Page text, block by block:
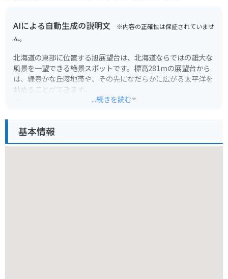
AIによる自動生成の説明文 ※内容の正確性は保証されていませ
ん。
北海道の東部に位置する旭展望台は、北海道ならではの雄大な
風景を一望できる絶景スポットです。標高281mの展望台から
は、緑豊かな丘陵地帯や、その先になだらかに広がる太平洋を
眺めることができます。
きして訪れる価値ありです。また、展望台までは、バイクで登
ることができるのも魅力です。風を感じながら、眼下に広がる
...続きを読む
基本情報